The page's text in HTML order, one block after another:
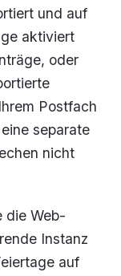
und auf
aktiviert
oder
Postfach
separate
nicht
die Web-
Instanz
auf